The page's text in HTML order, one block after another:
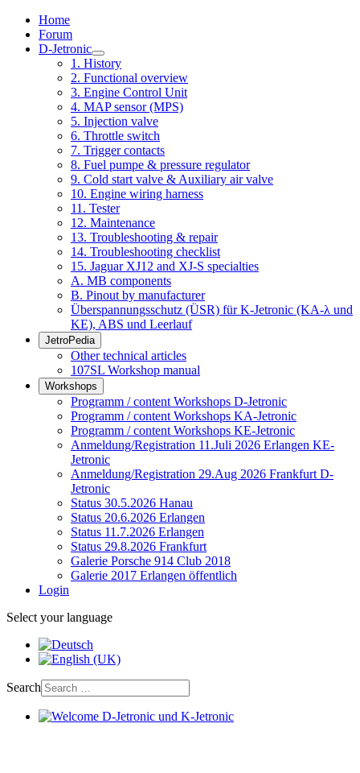
Home
Forum
D-Jetronic
1. History
2. Functional overview
3. Engine Control Unit
4. MAP sensor (MPS)
5. Injection valve
6. Throttle switch
7. Trigger contacts
8. Fuel pumpe & pressure regulator
9. Cold start valve & Auxiliary air valve
10. Engine wiring harness
11. Tester
12. Maintenance
13. Troubleshooting & repair
14. Troubleshooting checklist
15. Jaguar XJ12 and XJ-S specialties
A. MB components
B. Pinout by manufacturer
Überspannungsschutz (ÜSR) für K-Jetronic (KA-λ und
KE), ABS und Leerlauf
JetroPedia
Other technical articles
107SL Workshop manual
Workshops
Programm / content Workshops D-Jetronic
Programm / content Workshops KA-Jetronic
Programm / content Workshops KE-Jetronic
Anmeldung/Registration 11.Juli 2026 Erlangen KE-
Jetronic
Anmeldung/Registration 29.Aug 2026 Frankfurt D-
Jetronic
Status 30.5.2026 Hanau
Status 20.6.2026 Erlangen
Status 11.7.2026 Erlangen
Status 29.8.2026 Frankfurt
Galerie Porsche 914 Club 2018
Galerie 2017 Erlangen öffentlich
Login
Select your language
Search